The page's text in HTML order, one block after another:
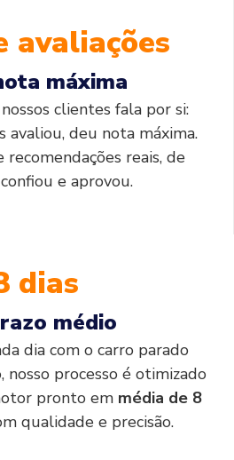
avaliações
máxima
clientes fala por si:
avaliou, deu nota máxima.
recomendações reais, de
e aprovou.
dias
médio
dia com o carro parado
nosso processo é otimizado
pronto em média de 8
qualidade e precisão.